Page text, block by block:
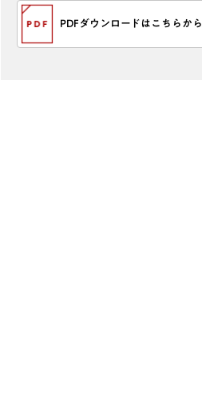
PDFダウンロードはこちらから